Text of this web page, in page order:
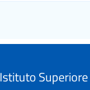
Istituto